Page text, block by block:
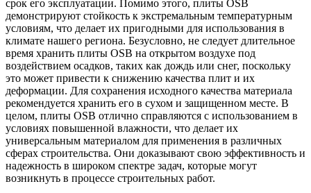
срок его эксплуатации. Помимо этого, плиты OSB
демонстрируют стойкость к экстремальным температурным
условиям, что делает их пригодными для использования в
климате нашего региона. Безусловно, не следует длительное
время хранить плиты OSB на открытом воздухе под
воздействием осадков, таких как дождь или снег, поскольку
это может привести к снижению качества плит и их
деформации. Для сохранения исходного качества материала
рекомендуется хранить его в сухом и защищенном месте. В
целом, плиты OSB отлично справляются с использованием в
условиях повышенной влажности, что делает их
универсальным материалом для применения в различных
сферах строительства. Они доказывают свою эффективность и
надежность в широком спектре задач, которые могут
возникнуть в процессе строительных работ.